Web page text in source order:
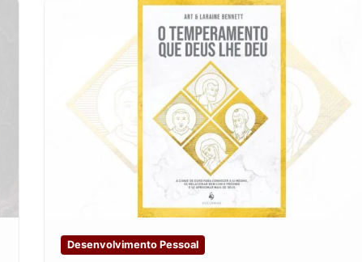
Desenvolvimento Pessoal